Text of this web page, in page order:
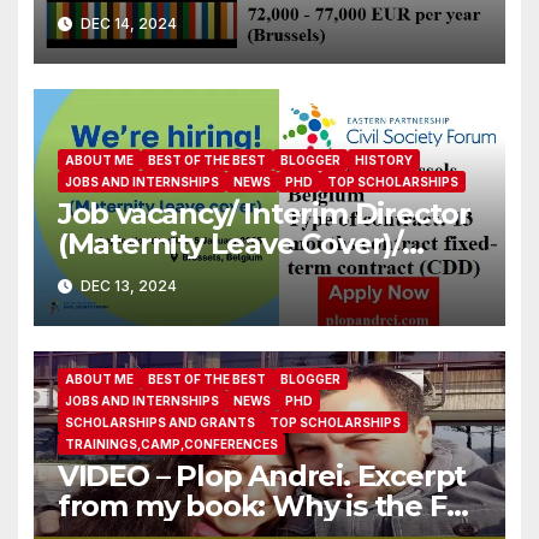
Government Partnership
DEC 14, 2024
ABOUT ME BEST OF THE BEST BLOGGER
HISTORY
JOBS AND INTERNSHIPS
NEWS PHD TOP SCHOLARSHIPS
Job vacancy/ Interim Director
(Maternity Leave Cover)/
Eastern Partnership Civil
Society Forum
DEC 13, 2024
ABOUT ME BEST OF THE BEST
BLOGGER
JOBS AND INTERNSHIPS
NEWS
PHD
SCHOLARSHIPS AND GRANTS
TOP SCHOLARSHIPS
TRAININGS,CAMP,CONFERENCES
VIDEO – Plop Andrei. Excerpt
from my book: Why is the FBI